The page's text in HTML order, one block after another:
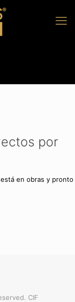
por
en obras y pronto
CIF